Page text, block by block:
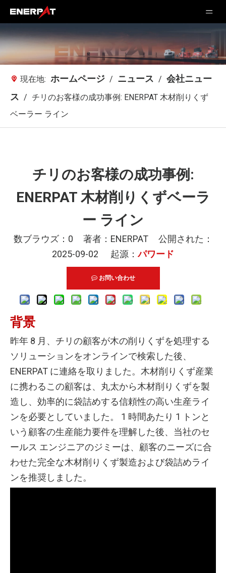
現在地: ホームページ / ニュース / 会社ニュー
ス / チリのお客様の成功事例: ENERPAT 木材削りくず
ベーラー ライン
チリのお客様の成功事例:
ENERPAT 木材削りくずベーラ
ー ライン
数ブラウズ： 0 著者：ENERPAT 公開された：
2025-09-02 起源：パワード
お問い合わせ
背景
昨年 8 月、チリの顧客が木の削りくずを処理する
ソリューションをオンラインで検索した後、
ENERPAT に連絡を取りました。木材削りくず産業
に携わるこの顧客は、丸太から木材削りくずを製
造し、効率的に袋詰めする信頼性の高い生産ライ
ンを必要としていました。 1 時間あたり 1 トンと
いう顧客の生産能力要件を理解した後、当社のセ
ールス エンジニアのジミーは、顧客のニーズに合
わせた完全な木材削りくず製造および袋詰めライ
ンを推奨しました。